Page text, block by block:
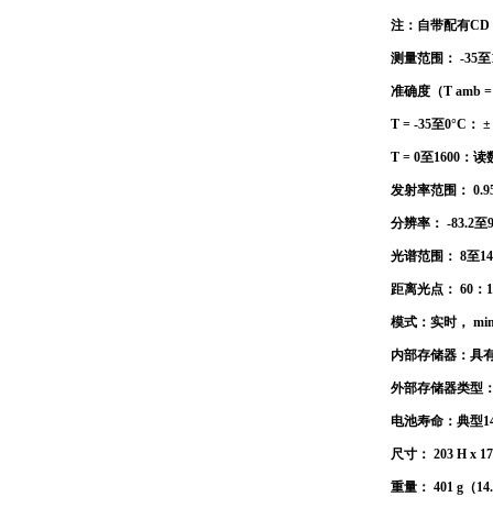
注：自带配有
测量范围： -35至
准确度（T amb
T = -35至0°C：
T = 0至1600：读
发射率范围：
分辨率： -83.2至
光谱范围： 8至
距离光点： 60：
模式：实时，
内部存储器：具
外部存储器类型
电池寿命：典型
尺寸： 203 H x
重量： 401 g（